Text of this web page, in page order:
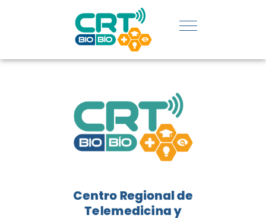
REGIÓN:
CONOCE
LOGROS
DE CRT
BIOBÍO
El Centro Regional de
Centro Regional de
Telemedicina y